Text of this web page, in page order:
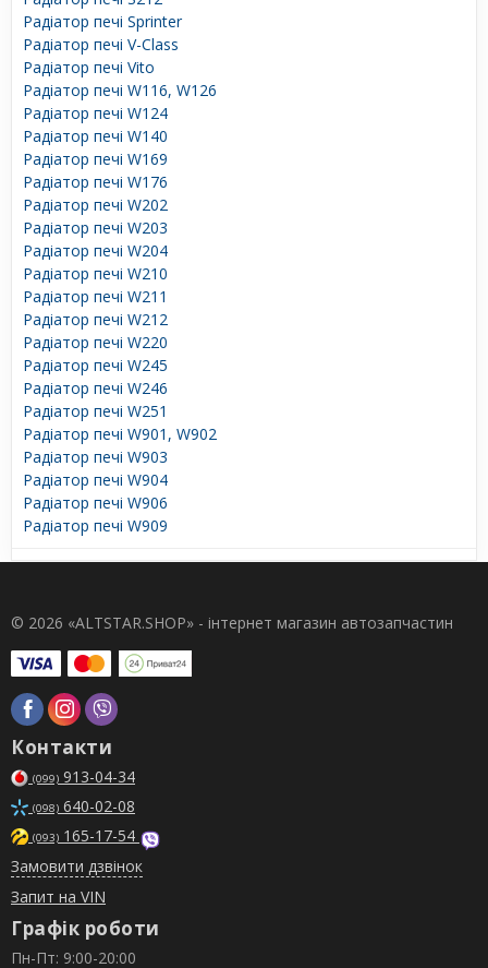
Радіатор печі Sprinter
Радіатор печі V-Class
Радіатор печі Vito
Радіатор печі W116, W126
Радіатор печі W124
Радіатор печі W140
Радіатор печі W169
Радіатор печі W176
Радіатор печі W202
Радіатор печі W203
Радіатор печі W204
Радіатор печі W210
Радіатор печі W211
Радіатор печі W212
Радіатор печі W220
Радіатор печі W245
Радіатор печі W246
Радіатор печі W251
Радіатор печі W901, W902
Радіатор печі W903
Радіатор печі W904
Радіатор печі W906
Радіатор печі W909
© 2026 «ALTSTAR.SHOP» - інтернет магазин автозапчастин
Контакти
(099) 913-04-34
(098) 640-02-08
(093) 165-17-54
Замовити дзвінок
Запит на VIN
Графік роботи
Пн-Пт: 9:00-20:00